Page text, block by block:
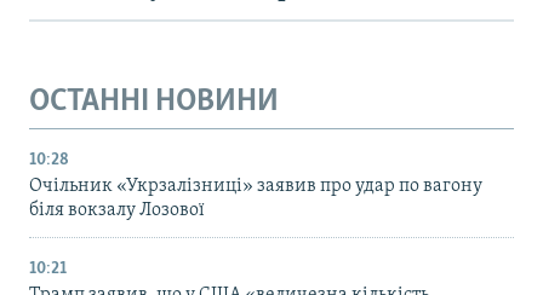
ОСТАННІ НОВИНИ
10:28
Очільник «Укрзалізниці» заявив про удар по вагону
біля вокзалу Лозової
10:21